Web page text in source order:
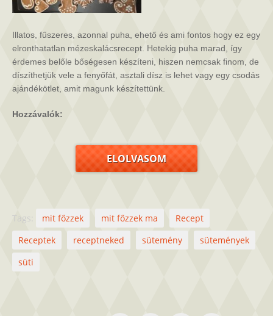
Illatos, fűszeres, azonnal puha, ehető és ami fontos hogy ez egy
elronthatatlan mézeskalácsrecept. Hetekig puha marad, így
érdemes belőle bőségesen készíteni, hiszen nemcsak finom, de
díszíthetjük vele a fenyőfát, asztali dísz is lehet vagy egy csodás
ajándékötlet, amit magunk készítettünk.
Hozzávalók:
ELOLVASOM
Tags: mit főzzek mit főzzek ma
Recept
Receptek
receptneked sütemény
sütemények
süti